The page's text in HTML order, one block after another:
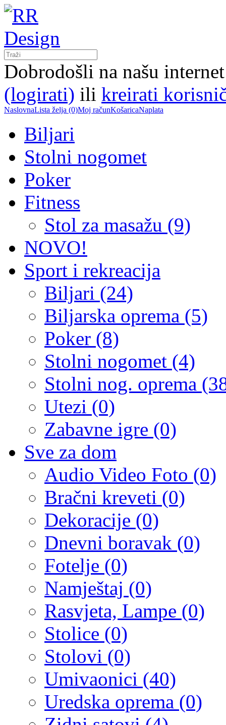
Dobrodošli na našu
(logirati) ili kreirati
NaslovnaLista želja (0)Moj računKošaricaNaplata
Biljari
Stolni nogomet
Poker
Fitness
Stol za masažu (9)
NOVO!
Sport i rekreacija
Biljari (24)
Biljarska oprema (5)
Poker (8)
Stolni nogomet (4)
Stolni nog. oprema
Utezi (0)
Zabavne igre (0)
Sve za dom
Audio Video Foto (0)
Bračni kreveti (0)
Dekoracije (0)
Dnevni boravak (0)
Fotelje (0)
Namještaj (0)
Rasvjeta, Lampe (0)
Stolice (0)
Stolovi (0)
Umivaonici (40)
Uredska oprema (0)